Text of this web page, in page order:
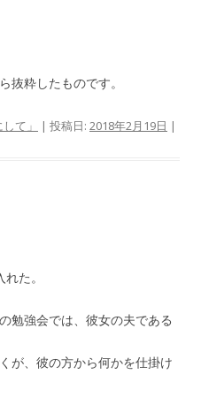
抜粋したものです。
て」 | 投稿日: 2018年2月19日 |
た。
勉強会では、彼女の夫である
が、彼の方から何かを仕掛け